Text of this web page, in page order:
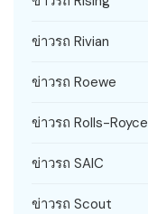
ข่าวรถ Rivian
ข่าวรถ Roewe
ข่าวรถ Rolls-Royce
ข่าวรถ SAIC
ข่าวรถ Scout